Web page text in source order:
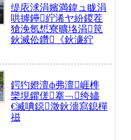
缇庡浗涓嬪満鍏ュ眬涓
哄摢鑸紵浠ヤ紛鍐茬
獊浼氬惁寮曠垎涓笢
鈥滅伀鑽《鈥濓紵
鍔犳嬁澶ф弗澶崕榫
欒垷鑺傞搴﹁绔嬧
€滅唺鐚澂鈥濇寫鎴樿
禌